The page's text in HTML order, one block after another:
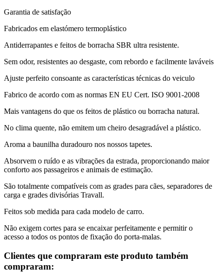
Garantia de satisfação
Fabricados em elastómero termoplástico
Antiderrapantes e feitos de borracha SBR ultra resistente.
Sem odor, resistentes ao desgaste, com rebordo e facilmente laváveis
Ajuste perfeito consoante as características técnicas do veiculo
Fabrico de acordo com as normas EN EU Cert. ISO 9001-2008
Mais vantagens do que os feitos de plástico ou borracha natural.
No clima quente, não emitem um cheiro desagradável a plástico.
Aroma a baunilha duradouro nos nossos tapetes.
Absorvem o ruído e as vibrações da estrada, proporcionando maior
conforto aos passageiros e animais de estimação.
São totalmente compatíveis com as grades para cães, separadores de
carga e grades divisórias Travall.
Feitos sob medida para cada modelo de carro.
Não exigem cortes para se encaixar perfeitamente e permitir o
acesso a todos os pontos de fixação do porta-malas.
Clientes que compraram este produto também
compraram: